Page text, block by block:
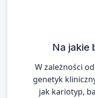
Na jakie
W zależności
genetyk
jak kariotyp,